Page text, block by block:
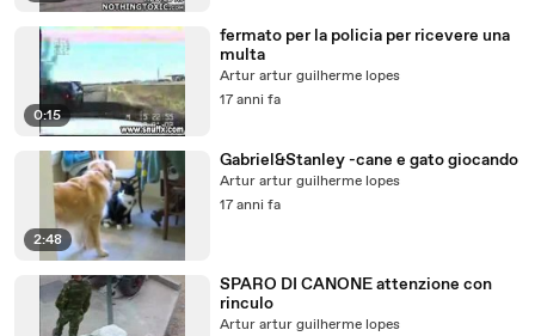
0:15
fermato per la policia per ricevere una
multa
Artur artur guilherme lopes
17 anni fa
2:48
Gabriel&Stanley -cane e gato giocando
Artur artur guilherme lopes
17 anni fa
SPARO DI CANONE attenzione con
rinculo
Artur artur guilherme lopes